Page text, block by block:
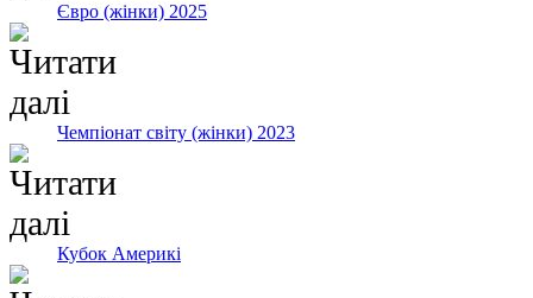
Євро (жінки) 2025
Чемпіонат світу (жінки) 2023
Кубок Америкі